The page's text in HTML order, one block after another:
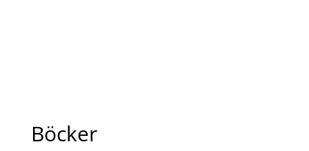
Böcker